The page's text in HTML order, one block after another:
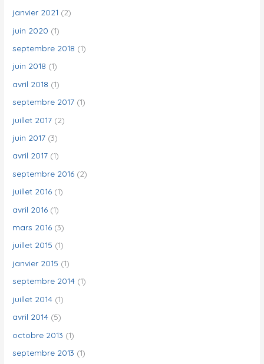
janvier 2021 (2)
juin 2020 (1)
septembre 2018 (1)
juin 2018 (1)
avril 2018 (1)
septembre 2017 (1)
juillet 2017 (2)
juin 2017 (3)
avril 2017 (1)
septembre 2016 (2)
juillet 2016 (1)
avril 2016 (1)
mars 2016 (3)
juillet 2015 (1)
janvier 2015 (1)
septembre 2014 (1)
juillet 2014 (1)
avril 2014 (5)
octobre 2013 (1)
septembre 2013 (1)